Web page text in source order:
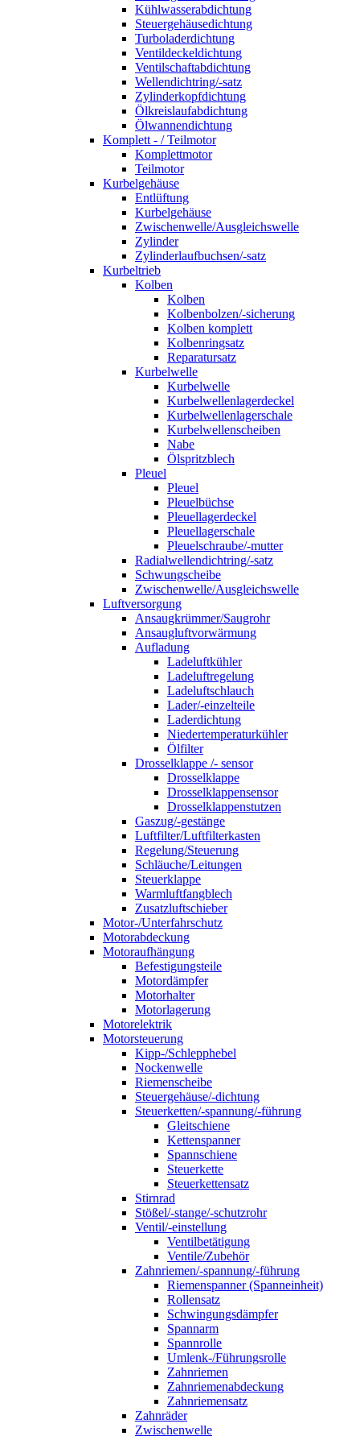
Kühlwasserabdichtung
Steuergehäusedichtung
Turboladerdichtung
Ventildeckeldichtung
Ventilschaftabdichtung
Wellendichtring/-satz
Zylinderkopfdichtung
Ölkreislaufabdichtung
Ölwannendichtung
Komplett - / Teilmotor
Komplettmotor
Teilmotor
Kurbelgehäuse
Entlüftung
Kurbelgehäuse
Zwischenwelle/Ausgleichswelle
Zylinder
Zylinderlaufbuchsen/-satz
Kurbeltrieb
Kolben
Kolben
Kolbenbolzen/-sicherung
Kolben komplett
Kolbenringsatz
Reparatursatz
Kurbelwelle
Kurbelwelle
Kurbelwellenlagerdeckel
Kurbelwellenlagerschale
Kurbelwellenscheiben
Nabe
Ölspritzblech
Pleuel
Pleuel
Pleuelbüchse
Pleuellagerdeckel
Pleuellagerschale
Pleuelschraube/-mutter
Radialwellendichtring/-satz
Schwungscheibe
Zwischenwelle/Ausgleichswelle
Luftversorgung
Ansaugkrümmer/Saugrohr
Ansaugluftvorwärmung
Aufladung
Ladeluftkühler
Ladeluftregelung
Ladeluftschlauch
Lader/-einzelteile
Laderdichtung
Niedertemperaturkühler
Ölfilter
Drosselklappe /- sensor
Drosselklappe
Drosselklappensensor
Drosselklappenstutzen
Gaszug/-gestänge
Luftfilter/Luftfilterkasten
Regelung/Steuerung
Schläuche/Leitungen
Steuerklappe
Warmluftfangblech
Zusatzluftschieber
Motor-/Unterfahrschutz
Motorabdeckung
Motoraufhängung
Befestigungsteile
Motordämpfer
Motorhalter
Motorlagerung
Motorelektrik
Motorsteuerung
Kipp-/Schlepphebel
Nockenwelle
Riemenscheibe
Steuergehäuse/-dichtung
Steuerketten/-spannung/-führung
Gleitschiene
Kettenspanner
Spannschiene
Steuerkette
Steuerkettensatz
Stirnrad
Stößel/-stange/-schutzrohr
Ventil/-einstellung
Ventilbetätigung
Ventile/Zubehör
Zahnriemen/-spannung/-führung
Riemenspanner (Spanneinheit)
Rollensatz
Schwingungsdämpfer
Spannarm
Spannrolle
Umlenk-/Führungsrolle
Zahnriemen
Zahnriemenabdeckung
Zahnriemensatz
Zahnräder
Zwischenwelle